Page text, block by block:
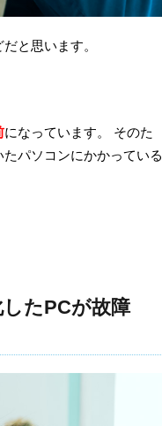
と思います。
になっています。 そのた
パソコンにかかっている
たPCが故障